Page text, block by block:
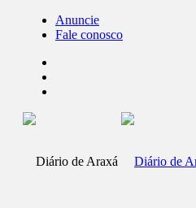
Anuncie
Fale conosco